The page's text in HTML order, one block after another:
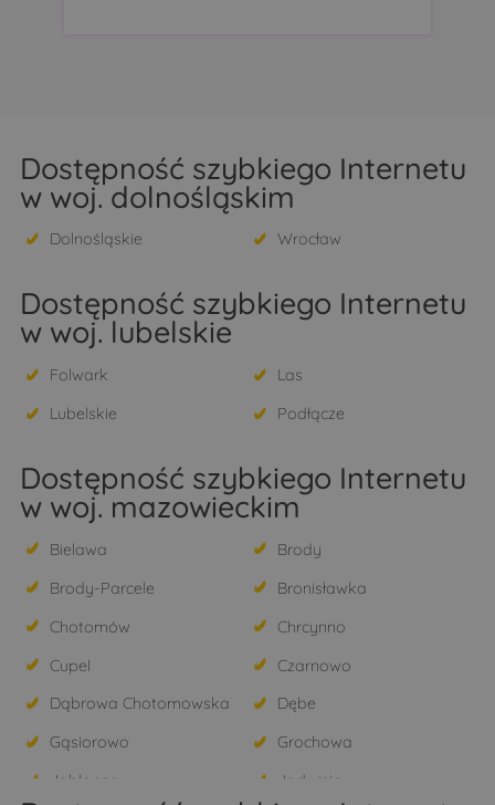
Dostępność szybkiego Internetu
w woj. dolnośląskim
Dolnośląskie Wrocław
Dostępność szybkiego Internetu
w woj. lubelskie
Folwark
Las
Lubelskie
Podłącze
Dostępność szybkiego Internetu
w woj. mazowieckim
Bielawa
Brody
Brody-Parcele
Bronisławka
Chotomów
Chrcynno
Cupel
Czarnowo
Dąbrowa Chotomowska
Dębe
Gąsiorowo
Grochowa
Jabłonna
Jadwisin